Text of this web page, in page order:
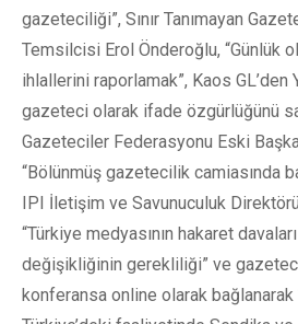
gazeteciliği”, Sınır Tanımayan
Temsilcisi Erol Önderoğlu, “Günlük
ihlallerini raporlamak”, Kaos GL’den
gazeteci olarak ifade özgürlüğünü
Gazeteciler Federasyonu Eski
“Bölünmüş gazetecilik camiasında
IPI İletişim ve Savunuculuk
“Türkiye medyasının hakaret
değişikliğinin gerekliliği” ve
konferansa online olarak bağlanarak